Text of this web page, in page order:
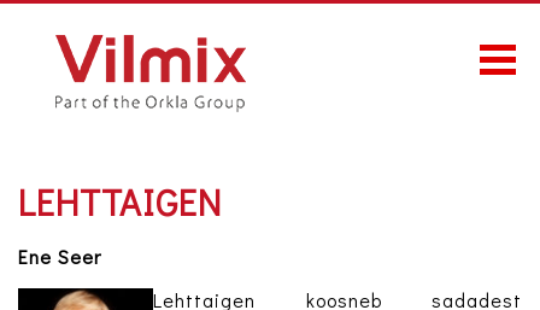
LEHTTAIGEN
Ene Seer
Lehttaigen koosneb sadadest